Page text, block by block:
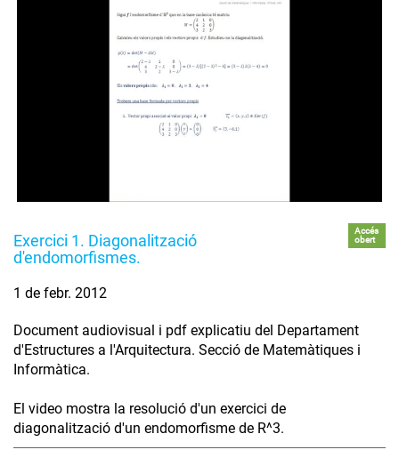
Exercici 1. Diagonalització
d'endomorfismes.
Accés
obert
1 de febr. 2012
Document audiovisual i pdf explicatiu del Departament
d'Estructures a l'Arquitectura. Secció de Matemàtiques i
Informàtica.
El video mostra la resolució d'un exercici de
diagonalització d'un endomorfisme de R^3.